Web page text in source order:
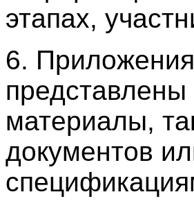
этапах,
6.
материалы,
документов